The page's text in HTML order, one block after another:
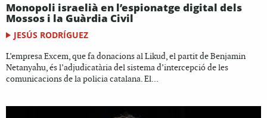
Monopoli israelià en l’espionatge digital dels
Mossos i la Guàrdia Civil
JESÚS RODRÍGUEZ
L’empresa Excem, que fa donacions al Likud, el partit de Benjamin
Netanyahu, és l’adjudicatària del sistema d’intercepció de les
comunicacions de la policia catalana. El...